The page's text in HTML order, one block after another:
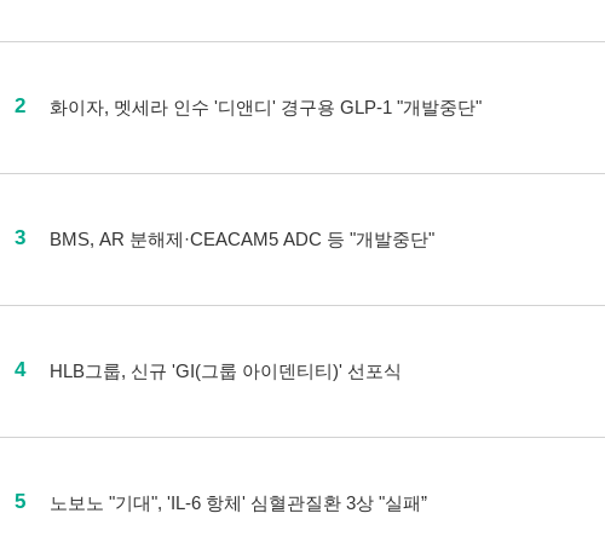
2 화이자, 멧세라 인수 '디앤디' 경구용 GLP-1 "개발중단"
3 BMS, AR 분해제·CEACAM5 ADC 등 "개발중단"
4 HLB그룹, 신규 'GI(그룹 아이덴티티)' 선포식
5 노보노 "기대", 'IL-6 항체' 심혈관질환 3상 "실패”